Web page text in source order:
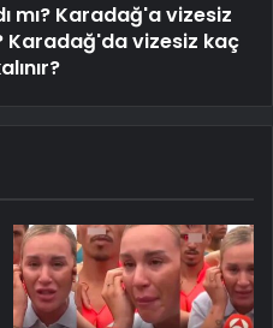
mı? Karadağ'a vizesiz
Karadağ'da vizesiz kaç